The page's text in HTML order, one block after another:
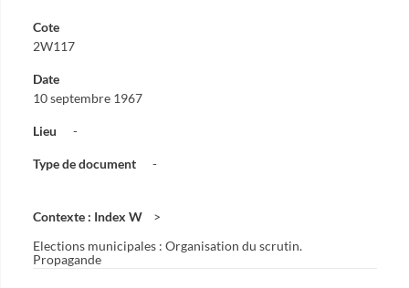
Cote
2W117
Date
10 septembre 1967
Lieu -
Type de document -
Contexte : Index W
Elections municipales : Organisation du scrutin.
Propagande